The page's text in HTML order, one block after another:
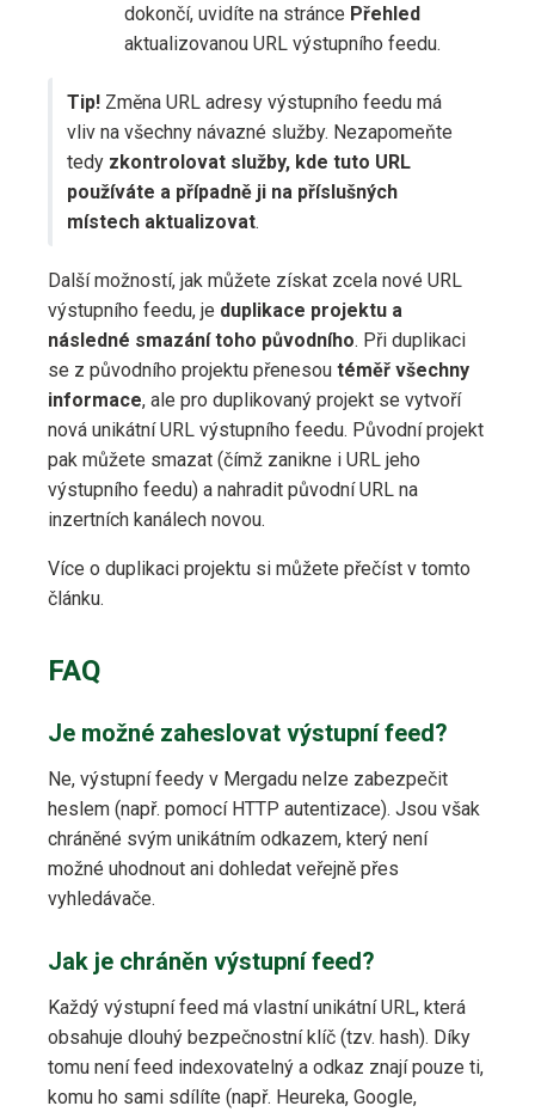
dokončí, uvidíte na stránce Přehled
aktualizovanou URL výstupního feedu.
Tip! Změna URL adresy výstupního feedu má
vliv na všechny návazné služby. Nezapomeňte
tedy zkontrolovat služby, kde tuto URL
používáte a případně ji na příslušných
místech aktualizovat.
Další možností, jak můžete získat zcela nové URL
výstupního feedu, je duplikace projektu a
následné smazání toho původního. Při duplikaci
se z původního projektu přenesou téměř všechny
informace, ale pro duplikovaný projekt se vytvoří
nová unikátní URL výstupního feedu. Původní projekt
pak můžete smazat (čímž zanikne i URL jeho
výstupního feedu) a nahradit původní URL na
inzertních kanálech novou.
Více o duplikaci projektu si můžete přečíst v tomto
článku.
FAQ
Je možné zaheslovat výstupní feed?
Ne, výstupní feedy v Mergadu nelze zabezpečit
heslem (např. pomocí HTTP autentizace). Jsou však
chráněné svým unikátním odkazem, který není
možné uhodnout ani dohledat veřejně přes
vyhledávače.
Jak je chráněn výstupní feed?
Každý výstupní feed má vlastní unikátní URL, která
obsahuje dlouhý bezpečnostní klíč (tzv. hash). Díky
tomu není feed indexovatelný a odkaz znají pouze ti,
komu ho sami sdílíte (např. Heureka, Google,